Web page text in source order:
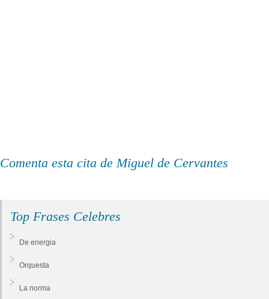
Comenta esta cita de Miguel de Cervantes
Top Frases Celebres
De energia
Orquesta
La norma